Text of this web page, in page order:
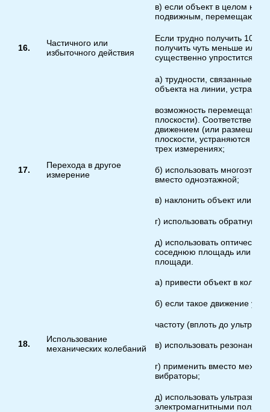
в) если объект в целом
подвижным,
16.
Частичного или
избыточного действия
Если трудно получить
получить чуть меньше или
существенно упростится.
17.
Перехода в другое
измерение
а) трудности, связанные с
объекта на линии,
возможность перемещаться
плоскости).
движением (или
плоскости, устраняются
трех измерениях;
б) использовать
вместо одноэтажной;
в) наклонить объект или
г) использовать обратную
д) использовать
соседнюю площадь или на
площади.
18.
Использование
механических колебаний
а) привести объект в
б) если такое движение уже
частоту (вплоть до
в) использовать
г) применить вместо
вибраторы;
д) использовать
электромагнитными полями.